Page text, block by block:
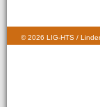
© 2026 LIG-HTS /